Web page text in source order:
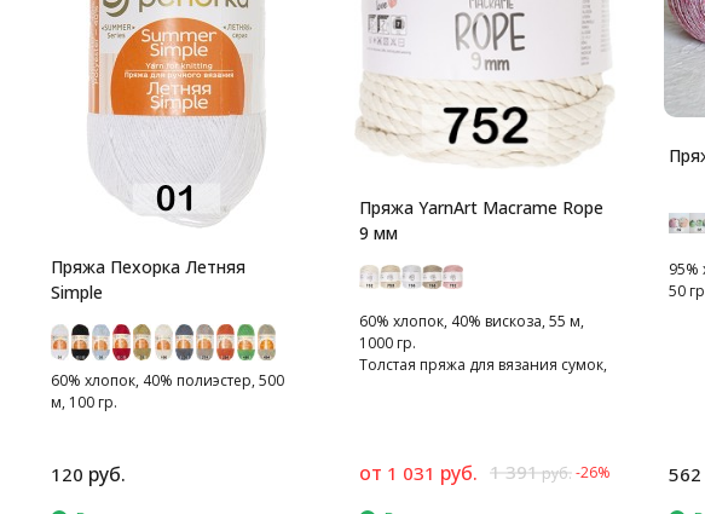
Пряжа Пехорка Летняя
Simple
60% хлопок, 40% полиэстер, 500
м, 100 гр.
120 руб.
Пряжа YarnArt Macrame Rope
9 мм
60% хлопок, 40% вискоза, 55 м,
1000 гр.
Толстая пряжа для вязания сумок,
от 1 031 руб. 1 391руб.-26%
95%
50
562